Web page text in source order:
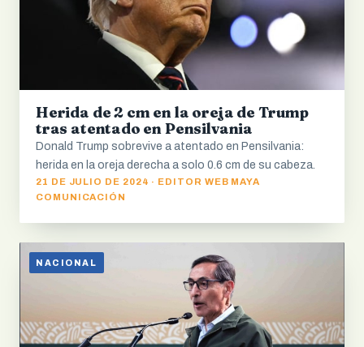
Herida de 2 cm en la oreja de Trump
tras atentado en Pensilvania
Donald Trump sobrevive a atentado en Pensilvania:
herida en la oreja derecha a solo 0.6 cm de su cabeza.
21 DE JULIO DE 2024 · EDITOR WEB MAYA
COMUNICACIÓN
NACIONAL